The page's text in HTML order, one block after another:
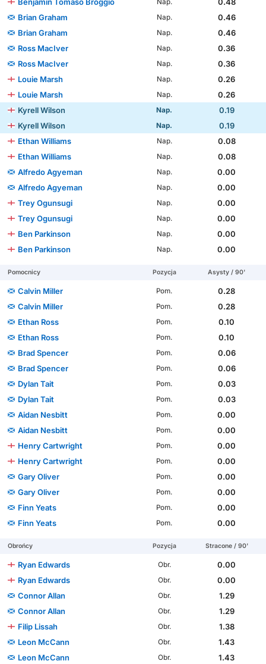
Nap.
Brian Graham
Nap.
0.46
Brian Graham
Nap.
0.46
Ross MacIver
Nap.
0.36
Ross MacIver
Nap.
0.36
Louie Marsh
Nap.
0.26
Louie Marsh
Nap.
0.26
Kyrell Wilson
Nap.
0.19
Kyrell Wilson
Nap.
0.19
Ethan Williams
Nap.
0.08
Ethan Williams
Nap.
0.08
Alfredo Agyeman
Nap.
0.00
Alfredo Agyeman
Nap.
0.00
Trey Ogunsugi
Nap.
0.00
Trey Ogunsugi
Nap.
0.00
Ben Parkinson
Nap.
0.00
Ben Parkinson
Nap. 0.00
Pomocnicy Pozycja Asysty / 90'
Calvin Miller Pom.
0.28
Calvin Miller
Pom.
0.28
Ethan Ross
Pom.
0.10
Ethan Ross
Pom.
0.10
Brad Spencer
Pom.
0.06
Brad Spencer
Pom.
0.06
Dylan Tait
Pom.
0.03
Dylan Tait
Pom.
0.03
Aidan Nesbitt
Pom.
0.00
Aidan Nesbitt
Pom.
0.00
Henry Cartwright
Pom.
0.00
Henry Cartwright
Pom.
0.00
Gary Oliver
Pom.
0.00
Gary Oliver
Pom.
0.00
Finn Yeats
Pom.
0.00
Finn Yeats
Pom. 0.00
Obrońcy Pozycja Stracone / 90'
Ryan Edwards Obr.
0.00
Ryan Edwards
Obr.
0.00
Connor Allan
Obr.
1.29
Connor Allan
Obr.
1.29
Filip Lissah
Obr.
1.38
Leon McCann
Obr.
1.43
Leon McCann
Obr.
1.43